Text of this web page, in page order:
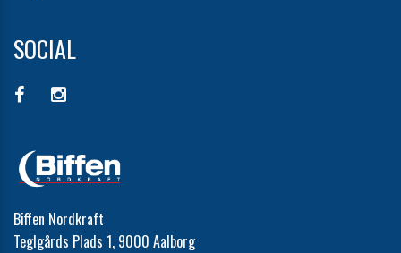
SOCIAL
Biffen Nordkraft
Teglgårds Plads 1, 9000 Aalborg